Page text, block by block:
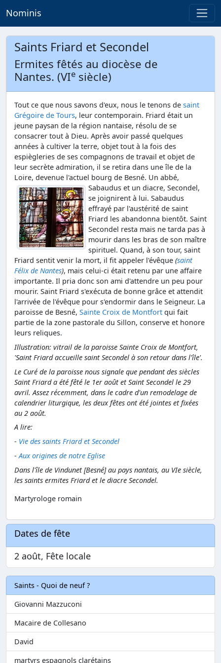
Nominis
Saints Friard et Secondel
Ermites fêtés au diocèse de
Nantes. (VIe siècle)
Tout ce que nous savons d'eux, nous le tenons de saint
Grégoire de Tours, leur contemporain. Friard était un
jeune paysan de la région nantaise, résolu de se
consacrer tout à Dieu. Après avoir passé quelques
années à cultiver la terre, objet tout à la fois des
espiègleries de ses compagnons de travail et objet de
leur secrète admiration, il se retira dans une île de la
Loire, devenue l'actuel bourg de Besné. Un abbé,
Sabaudus et un diacre, Secondel,
se joignirent à lui. Sabaudus
effrayé par l'austérité de saint
Friard les abandonna bientôt. Saint
Secondel resta mais ne tarda pas à
mourir dans les bras de son maître
spirituel. Quand, à son tour, saint
Friard sentit venir la mort, il fit appeler l'évêque (saint
Félix de Nantes), mais celui-ci était retenu par une affaire
importante. Il pria donc son ami d'attendre un peu pour
mourir. Saint Friard s'exécuta de bonne grâce et attendit
l'arrivée de l'évêque pour s'endormir dans le Seigneur. La
paroisse de Besné, Sainte Croix de Montfort qui fait
partie de la zone pastorale du Sillon, conserve et honore
leurs reliques.
Illustration: vitrail de la paroisse Sainte Croix de Montfort,
'Saint Friard accueille saint Secondel à son retour dans l'île'.
Le Curé de la paroisse nous signale que pendant des siècles
Saint Friard a été fêté le 1er août et Saint Secondel le 29
avril. Assez récemment, dans le cadre d'un remodelage de
calendrier liturgique, les deux fêtes ont été jointes et fixées
au 2 août.
A lire:
- Vie des saints Friard et Secondel
-Aux origines de notre Eglise
Dans l'île de Vindunet [Besné] au pays nantais, au VIe siècle,
les saints ermites Friard et le diacre Secondel.
Martyrologe romain
Dates de fête
2 août, Fête locale
Saints - Quoi de neuf ?
Giovanni Mazzuconi
Macaire de Collesano
David
martyrs espagnols clarétains